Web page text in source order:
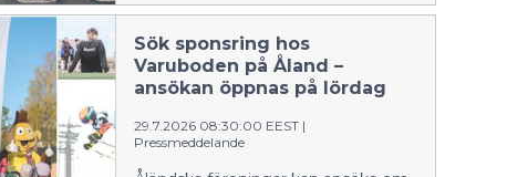
torstaina 6.8., kun uusi laajennusosa
avataan lähes kokonaisuudessaan
asiakkaiden käyttöön. Samalla
käyttöön otetaan uusi sisäänkäynti,
verkkokaupan ja noutopalveluiden
kokonaisuus laajenee ja
Sök sponsring hos
Varuboden på Åland –
ansökan öppnas på lördag
29.7.2026 08:30:00 EEST |
Pressmeddelande